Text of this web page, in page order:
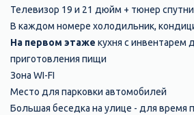
Телевизор 19 и 21 дюйм + тюнер
В каждом номере холодильник,
На первом этаже кухня с инвентарем
приготовления пищи
Зона WI-FI
Место для парковки автомобилей
Большая беседка на улице - для время